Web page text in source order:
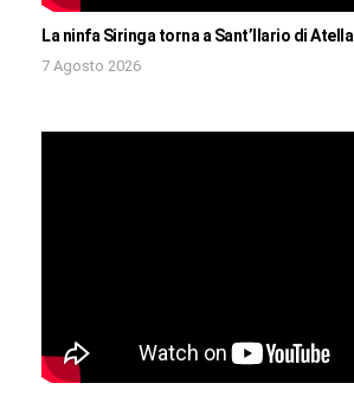
La ninfa Siringa torna a Sant’Ilario di Atella
7 Agosto 2026